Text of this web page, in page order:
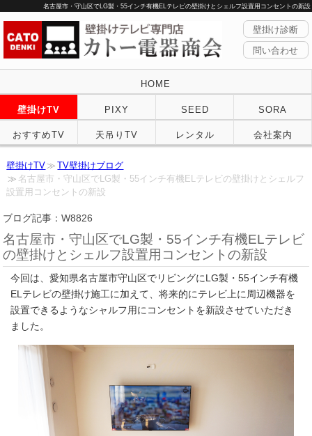
名古屋市・守山区でLG製・55インチ有機ELテレビの壁掛けとシェルフ設置用コンセントの新設
壁掛け診断
問い合わせ
HOME
壁掛けTV PIXY SEED SORA
おすすめTV 天吊りTV レンタル 会社案内
壁掛けTV
TV壁掛けブログ
名古屋市・守山区でLG製・55インチ有機ELテレビの壁掛けとシェルフ
設置用コンセントの新設
ブログ記事：W8826
名古屋市・守山区でLG製・55インチ有機ELテレビ
の壁掛けとシェルフ設置用コンセントの新設
今回は、愛知県名古屋市守山区でリビングにLG製・55インチ有機
ELテレビの壁掛け施工に加えて、将来的にテレビ上に周辺機器を
設置できるようなシャルフ用にコンセントを新設させていただき
ました。